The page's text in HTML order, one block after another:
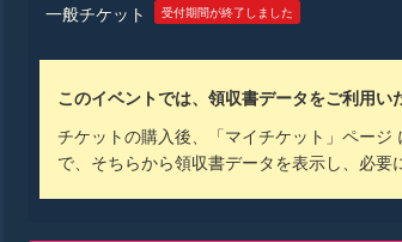
一般チケット
受付期間が終了しました
このイベントでは、領収書データをご利用い
チケットの購入後、「マイチケット」ページ
で、そちらから領収書データを表示し、必要